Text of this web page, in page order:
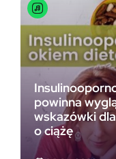
powinna
wskazówki
o ciążę